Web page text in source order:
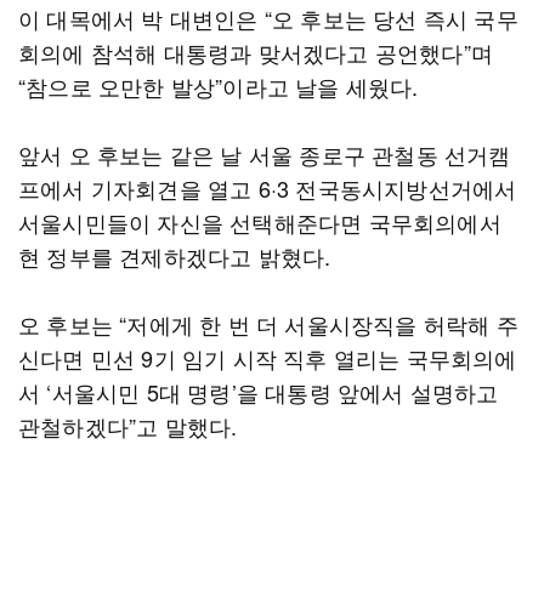
이 대목에서 박 대변인은 “오 후보는 당선 즉시 국무
회의에 참석해 대통령과 맞서겠다고 공언했다”며
“참으로 오만한 발상”이라고 날을 세웠다.
앞서 오 후보는 같은 날 서울 종로구 관철동 선거캠
프에서 기자회견을 열고 6·3 전국동시지방선거에서
서울시민들이 자신을 선택해준다면 국무회의에서
현 정부를 견제하겠다고 밝혔다.
오 후보는 “저에게 한 번 더 서울시장직을 허락해 주
신다면 민선 9기 임기 시작 직후 열리는 국무회의에
서 ‘서울시민 5대 명령’을 대통령 앞에서 설명하고
관철하겠다”고 말했다.